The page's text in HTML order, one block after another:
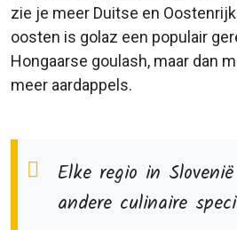
zie je meer Duitse en
oosten is golaz een populair
Hongaarse goulash, maar dan
meer aardappels.
Elke regio in
andere culinaire